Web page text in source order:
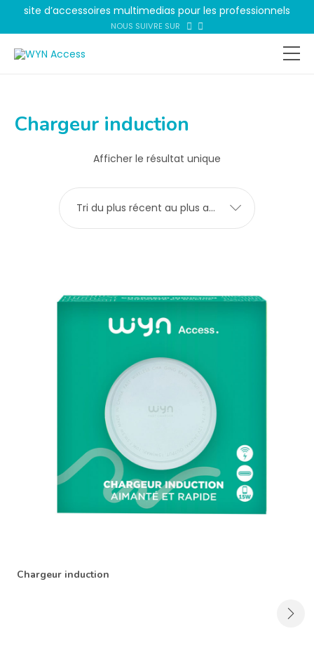
site d’accessoires multimedias pour les professionnels
NOUS SUIVRE SUR
Chargeur induction
Afficher le résultat unique
Tri du plus récent au plus ancien
Chargeur induction